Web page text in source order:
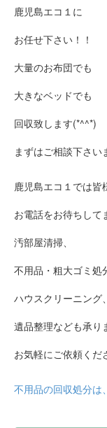
鹿児島エコ１に
お任せ下さい！！
大量のお布団でも
大きなベッドでも
回収致します(*^^*)
まずはご相談下さい
鹿児島エコ１では皆
お電話をお待ちして
汚部屋清掃、
不用品・粗大ゴミ処
ハウスクリーニング、
遺品整理なども承り
お気軽にご依頼くだ
不用品の回収処分は